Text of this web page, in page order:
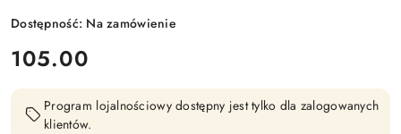
Dostępność: Na zamówienie
cena:
105.00
Program lojalnościowy dostępny jest tylko dla zalogowanych
klientów.